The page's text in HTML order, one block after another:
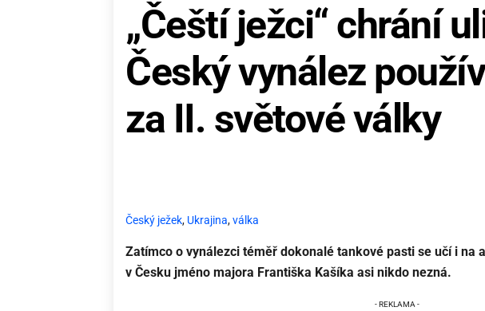
„Čeští ježci“ chrání
Český vynález
za II. světové války
Český ježek, Ukrajina,válka
Zatímco o vynálezci téměř dokonalé tankové pasti se učí i na
v Česku jméno majora Františka Kašíka asi nikdo nezná.